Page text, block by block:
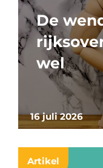
16 juli 2026
De
wel
Artikel